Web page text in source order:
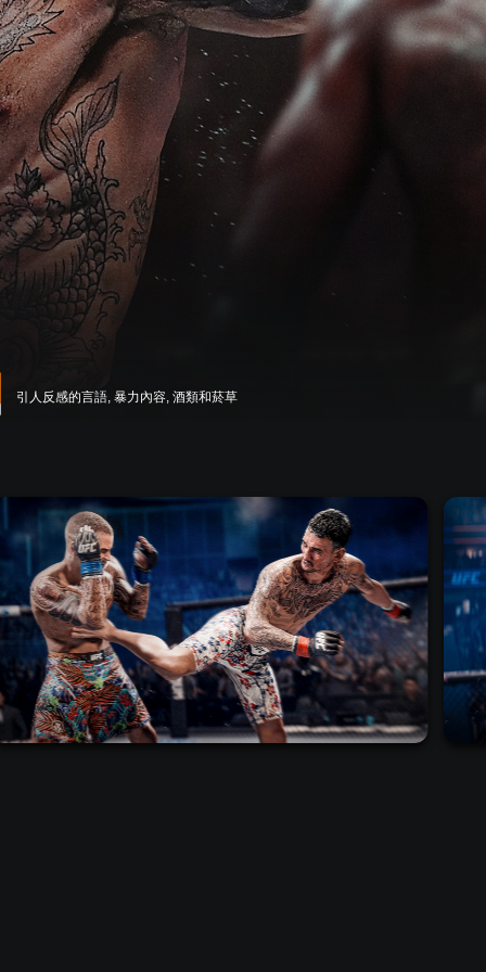
引人反感的言語, 暴力內容, 酒類和菸草